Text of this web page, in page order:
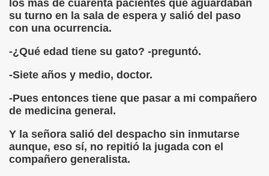
los más de cuarenta pacientes que aguardaban
su turno en la sala de espera y salió del paso
con una ocurrencia.
-¿Qué edad tiene su gato? -preguntó.
-Siete años y medio, doctor.
-Pues entonces tiene que pasar a mi compañero
de medicina general.
Y la señora salió del despacho sin inmutarse
aunque, eso sí, no repitió la jugada con el
compañero generalista.
(Autor Descoñocido)
de Campoamor)